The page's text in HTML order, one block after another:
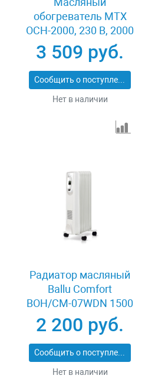
обогреватель MTX
OCH-2000, 230 В, 2000
Вт MATRIX 98303
3 509 руб.
Сообщить о поступлении
Нет в наличии
Радиатор масляный
Ballu Comfort
BOH/CM-07WDN 1500
(7 секций)
2 200 руб.
Сообщить о поступлении
Нет в наличии